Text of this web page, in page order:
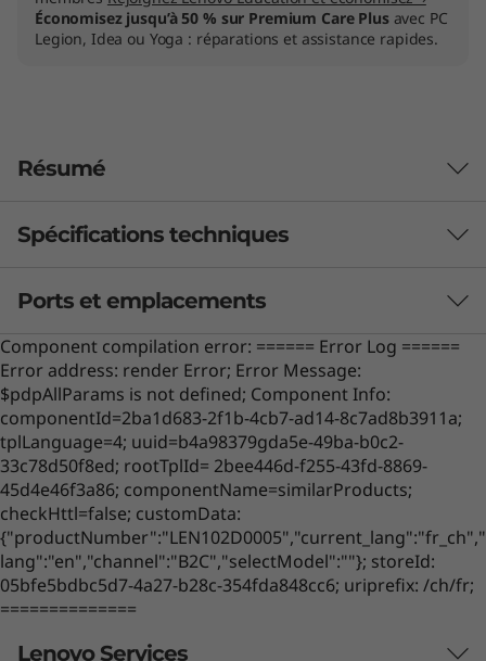
Économisez jusqu’à 50 % sur Premium Care Plusavec PC
Legion, Idea ou Yoga : réparations et assistance rapides.
Résumé
Le clavier et la souris ne sont pas inclus.
Performances exceptionnelles, confort
Spécifications techniques
Maximum : 5 M, IR en option
Dimensions (H x L x P)
2,49 cm x 54,12 cm x 43,52 cm/0,98" x 21,3" x 17,13"
Poids
Minimum : 7,25 kg/15,98 livres
Son
2 haut-parleurs JBL x 3 W ® ®
Harman
Ports et emplacements
1-Appareil photo
Component compilation error: ====== Error Log ======
Error address: render Error; Error Message:
$pdpAllParams is not defined; Component Info:
componentId=2ba1d683-2f1b-4cb7-ad14-8c7ad8b3911a;
tplLanguage=4; uuid=b4a98379gda5e-49ba-b0c2-
33c78d50f8ed; rootTplId= 2bee446d-f255-43fd-8869-
45d4e46f3a86; componentName=similarProducts;
checkHttl=false; customData:
{"productNumber":"LEN102D0005","current_lang":"fr_ch","
lang":"en","channel":"B2C","selectModel":""}; storeId:
05bfe5bdbc5d7-4a27-b28c-354fda848cc6; uriprefix: /ch/fr;
==============
Lenovo Services